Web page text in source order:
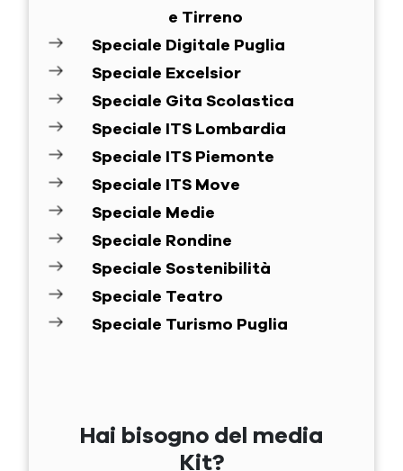
e Tirreno
Speciale Digitale Puglia
Speciale Excelsior
Speciale Gita Scolastica
Speciale ITS Lombardia
Speciale ITS Piemonte
Speciale ITS Move
Speciale Medie
Speciale Rondine
Speciale Sostenibilità
Speciale Teatro
Speciale Turismo Puglia
Hai bisogno del media
Kit?